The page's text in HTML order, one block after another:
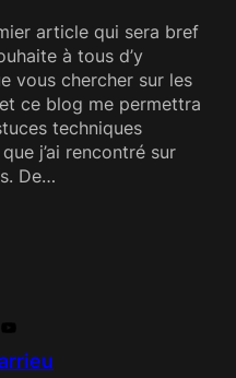
article qui sera bref
à tous d’y
vous chercher sur les
ce blog me permettra
techniques
j’ai rencontré sur
De…